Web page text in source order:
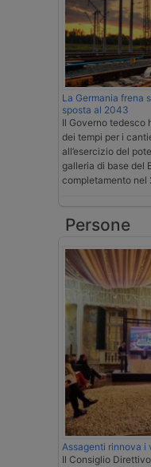
La Germania frena
sposta al 2043
Il Governo tedesco
dei tempi per i
all’esercizio del
galleria di base del
completamento nel
Persone
Assagenti rinnova i
Il Consiglio